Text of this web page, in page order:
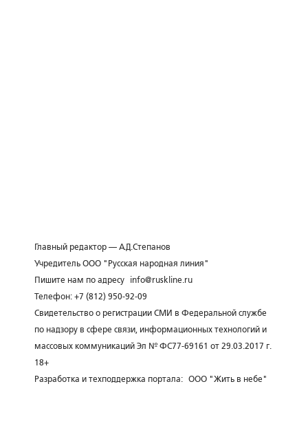
Главный редактор — А.Д.Степанов
Учредитель ООО "Русская народная линия"
Пишите нам по адресу
info@ruskline.ru
Телефон: +7 (812) 950-92-09
Свидетельство о регистрации СМИ в Федеральной службе
по надзору в сфере связи, информационных технологий и
массовых коммуникаций Эл № ФС77-69161 от 29.03.2017 г.
18+
Разработка и техподдержка портала: ООО "Жить в небе"